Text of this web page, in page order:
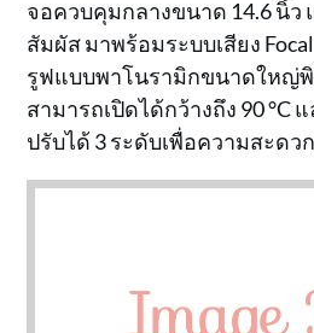
จอควบคุมกลางขนาด 14.6 นิ้
สัมผัส มาพร้อมระบบเสียง
รูฟแบบพาโนรามิกขนาดใหญ่พิ
สามารถเปิดได้กว้างถึง 90 °C
ปรับได้ 3 ระดับเพื่อความสะด